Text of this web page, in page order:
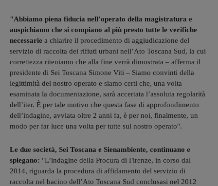
"Abbiamo piena fiducia nell’operato della magistratura e
auspichiamo che si compiano al più presto tutte le verifiche
necessarie a chiarire il procedimento di aggiudicazione del
servizio di raccolta dei rifiuti urbani nell’Ato Toscana Sud, la cui
correttezza riteniamo che alla fine verrà dimostrata – afferma il
presidente di Sei Toscana Simone Viti – Siamo convinti della
legittimità del nostro operato e siamo certi che, una volta
esaminata la documentazione, sarà accertata l’assoluta regolarità
dell’iter. È per tale motivo che questa fase di approfondimento
dell’indagine, avviata oltre 2 anni fa, è per noi, finalmente, un
modo per far luce una volta per tutte sul nostro operato".
Le due società, Sei Toscana e Sienambiente, continuano e
spiegano: "L’indagine della Procura di Firenze, in corso dal
2014, riguarda la procedura di affidamento del servizio di
raccolta nel bacino dell’Ato Toscana Sud conclusasi nel 2012